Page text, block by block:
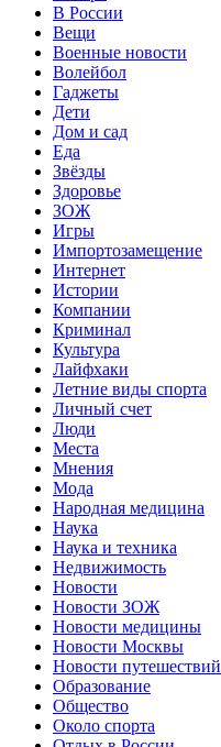
В России
Вещи
Военные новости
Волейбол
Гаджеты
Дети
Дом и сад
Еда
Звёзды
Здоровье
ЗОЖ
Игры
Импортозамещение
Интернет
Истории
Компании
Криминал
Культура
Лайфхаки
Летние виды спорта
Личный счет
Люди
Места
Мнения
Мода
Народная медицина
Наука
Наука и техника
Недвижимость
Новости
Новости ЗОЖ
Новости медицины
Новости Москвы
Новости путешествий
Образование
Общество
Около спорта